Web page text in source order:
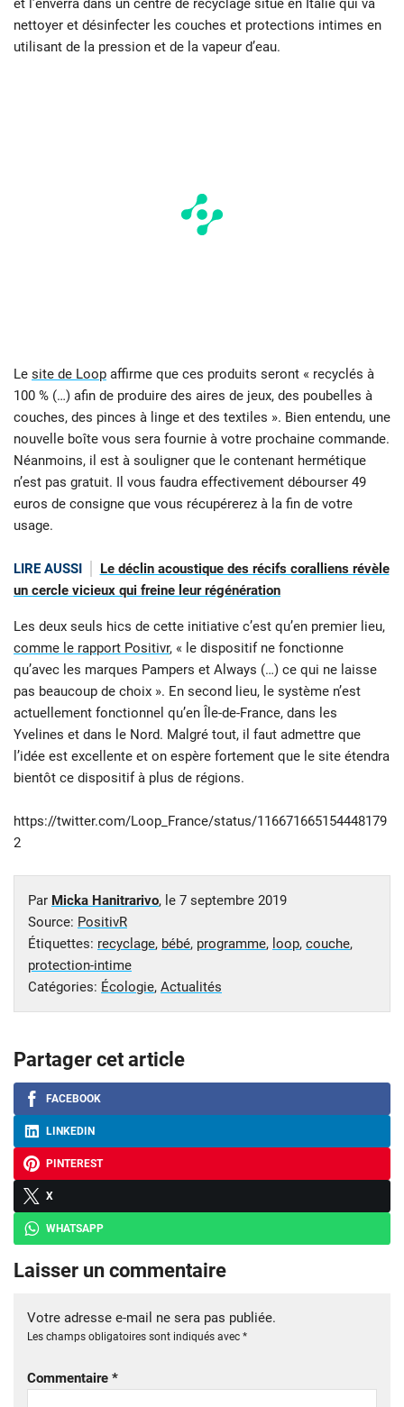
nettoyer et désinfecter les couches et protections intimes en
utilisant de la pression et de la vapeur d’eau.
Le site de Loop affirme que ces produits seront « recyclés à
100 % (…) afin de produire des aires de jeux, des poubelles à
couches, des pinces à linge et des textiles ». Bien entendu, une
nouvelle boîte vous sera fournie à votre prochaine commande.
Néanmoins, il est à souligner que le contenant hermétique
n’est pas gratuit. Il vous faudra effectivement débourser 49
euros de consigne que vous récupérerez à la fin de votre
usage.
LIRE AUSSI
Le déclin acoustique des récifs coralliens révèle
un cercle vicieux qui freine leur régénération
Les deux seuls hics de cette initiative c’est qu’en premier lieu,
comme le rapport Positivr, « le dispositif ne fonctionne
qu’avec les marques Pampers et Always (…) ce qui ne laisse
pas beaucoup de choix ». En second lieu, le système n’est
actuellement fonctionnel qu’en Île-de-France, dans les
Yvelines et dans le Nord. Malgré tout, il faut admettre que
l’idée est excellente et on espère fortement que le site étendra
bientôt ce dispositif à plus de régions.
https://twitter.com/Loop_France/status/116671665154448179
2
Par Micka Hanitrarivo, le 7 septembre 2019
Source: PositivR
Étiquettes: recyclage, bébé, programme, loop, couche,
protection-intime
Catégories: Écologie, Actualités
Partager cet article
FACEBOOK
LINKEDIN
PINTEREST
X
WHATSAPP
Laisser un commentaire
Votre adresse e-mail ne sera pas publiée.
Les champs obligatoires sont indiqués avec *
Commentaire *